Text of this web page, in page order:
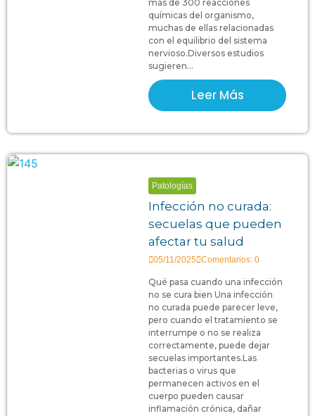
más de 300 reacciones
químicas del organismo,
muchas de ellas relacionadas
con el equilibrio del sistema
nervioso.Diversos estudios
sugieren...
Leer Más
Patologías
Infección no curada:
secuelas que pueden
afectar tu salud
05/11/2025 Comentarios: 0
Qué pasa cuando una infección
no se cura bien Una infección
no curada puede parecer leve,
pero cuando el tratamiento se
interrumpe o no se realiza
correctamente, puede dejar
secuelas importantes.Las
bacterias o virus que
permanecen activos en el
cuerpo pueden causar
inflamación crónica, dañar